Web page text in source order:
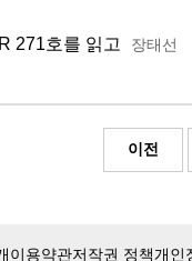
271호를 읽고 장태선
이전
이용약관저작권 정책개인